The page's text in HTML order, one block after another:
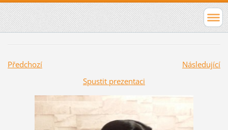
Předchozí
Následující
Spustit prezentaci